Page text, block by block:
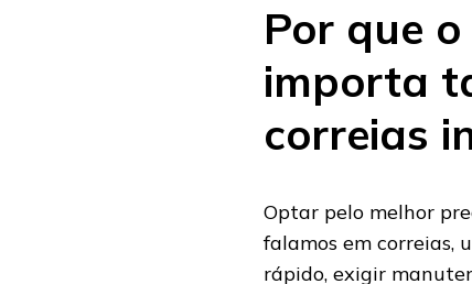
Por que
importa
correias
Optar pelo melhor
falamos em correias,
rápido, exigir